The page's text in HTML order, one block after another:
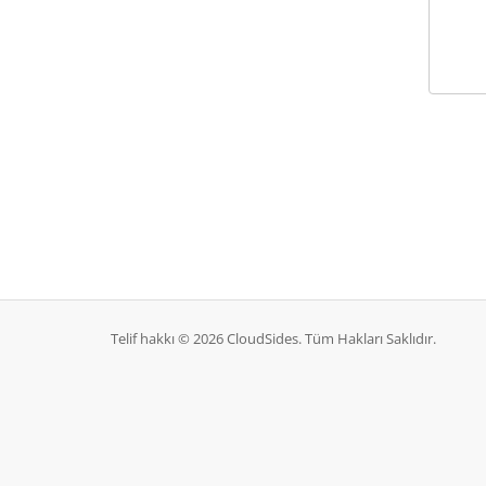
Telif hakkı © 2026 CloudSides. Tüm Hakları Saklıdır.